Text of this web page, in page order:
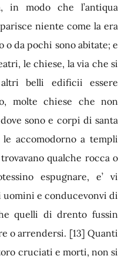
in modo che l’antiqua
niente come la era
o da pochi sono abitate; e
le chiese, la via che si
belli edificii essere
molte chiese che non
sono e corpi di santa
accomodorno a templi
qualche rocca o
espugnare, e’ vi
uomini e conducevonvi di
quelli di drento fussin
o arrendersi. [13] Quanti
cruciati e morti, non si